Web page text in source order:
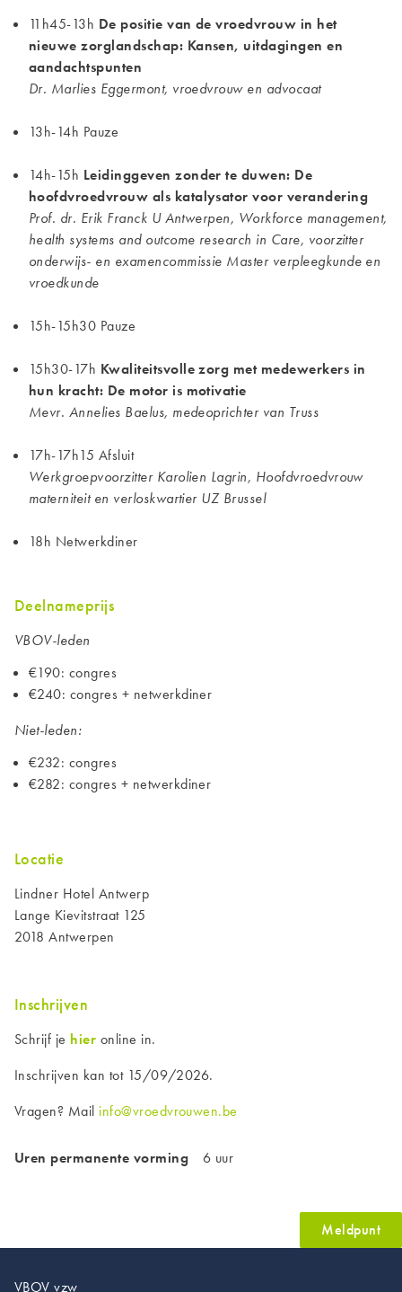
11h45-13h De positie van de vroedvrouw in het
nieuwe zorglandschap: Kansen, uitdagingen en
aandachtspunten
Dr. Marlies Eggermont, vroedvrouw en advocaat
13h-14h Pauze
14h-15h Leidinggeven zonder te duwen: De
hoofdvroedvrouw als katalysator voor verandering
Prof. dr. Erik Franck U Antwerpen, Workforce management,
health systems and outcome research in Care, voorzitter
onderwijs- en examencommissie Master verpleegkunde en
vroedkunde
15h-15h30 Pauze
15h30-17h Kwaliteitsvolle zorg met medewerkers in
hun kracht: De motor is motivatie
Mevr. Annelies Baelus, medeoprichter van Truss
17h-17h15 Afsluit
Werkgroepvoorzitter Karolien Lagrin, Hoofdvroedvrouw
materniteit en verloskwartier UZ Brussel
18h Netwerkdiner
Deelnameprijs
VBOV-leden
€190: congres
€240: congres + netwerkdiner
Niet-leden:
€232: congres
€282: congres + netwerkdiner
Locatie
Lindner Hotel Antwerp
Lange Kievitstraat 125
2018 Antwerpen
Inschrijven
Schrijf je hier online in.
Inschrijven kan tot 15/09/2026.
Vragen? Mail info@vroedvrouwen.be
Uren permanente vorming 6 uur
Meldpunt
VBOV vzw